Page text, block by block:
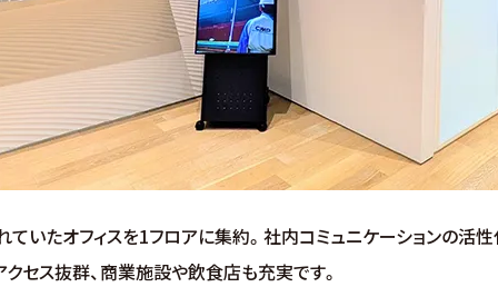
ていたオフィスを1フロアに集約。社内コミュニケーションの活
セス抜群、商業施設や飲食店も充実です。